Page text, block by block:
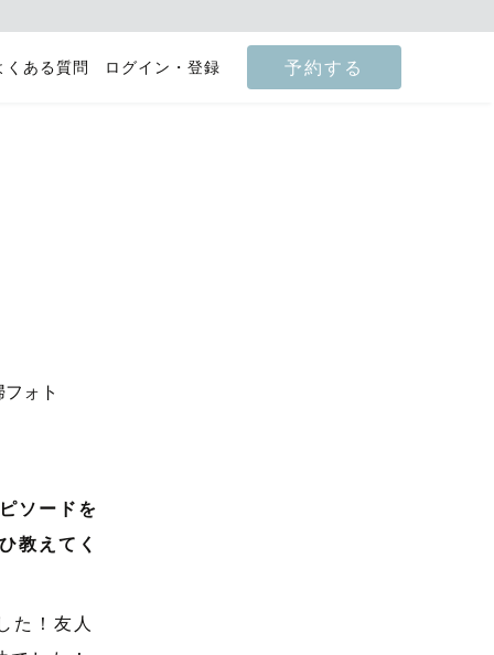
くある質問 ログイン・登録 予約する
ソードを
教えてく
た！友人